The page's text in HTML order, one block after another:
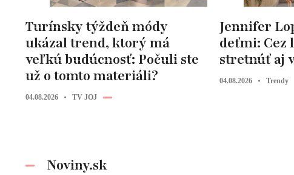
Turínsky týždeň módy
ukázal trend, ktorý má
veľkú budúcnosť: Počuli ste
už o tomto materiáli?
04.08.2026 TV JOJ
Jennifer
deťmi: Cez
stretnúť aj
04.08.2026 Trendy
Noviny.sk